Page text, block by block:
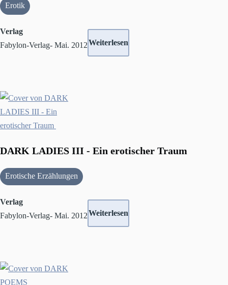
Erotik
Verlag
Fabylon-Verlag- Mai. 2012Weiterlesen
DARK LADIES III - Ein erotischer Traum
Erotische Erzählungen
Verlag
Fabylon-Verlag- Mai. 2012Weiterlesen